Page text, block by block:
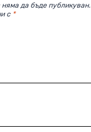
да бъде публикуван.
с *